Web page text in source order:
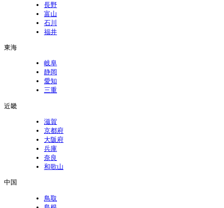
長野
富山
石川
福井
東海
岐阜
静岡
愛知
三重
近畿
滋賀
京都府
大阪府
兵庫
奈良
和歌山
中国
鳥取